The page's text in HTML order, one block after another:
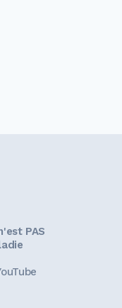
PAS